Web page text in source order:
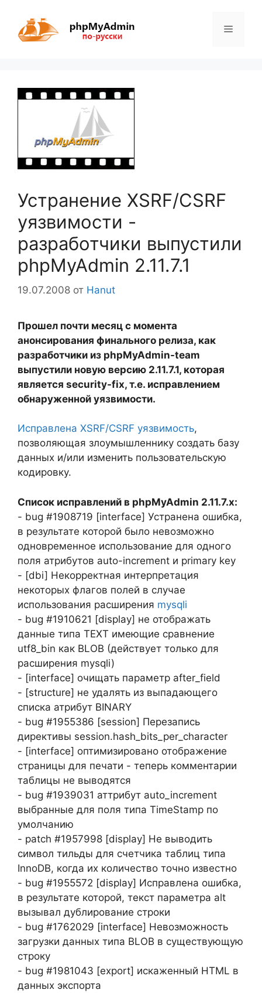
содержимому
Меню
Устранение XSRF/CSRF
уязвимости -
разработчики выпустили
phpMyAdmin 2.11.7.1
19.07.2008 от Hanut
Прошел почти месяц с момента
анонсирования финального релиза, как
разработчики из phpMyAdmin-team
выпустили новую версию 2.11.7.1, которая
является security-fix, т.е. исправлением
обнаруженной уязвимости.
Исправлена XSRF/CSRF уязвимость,
позволяющая злоумышленнику создать базу
данных и/или изменить пользовательскую
кодировку.
Список исправлений в phpMyAdmin 2.11.7.x:
- bug #1908719 [interface] Устранена ошибка,
в результате которой было невозможно
одновременное использование для одного
поля атрибутов auto-increment и primary key
- [dbi] Некорректная интерпретация
некоторых флагов полей в случае
использования расширения mysqli
- bug #1910621 [display] не отображать
данные типа TEXT имеющие сравнение
utf8_bin как BLOB (действует только для
расширения mysqli)
- [interface] очищать параметр after_field
- [structure] не удалять из выпадающего
списка атрибут BINARY
- bug #1955386 [session] Перезапись
директивы session.hash_bits_per_character
- [interface] оптимизировано отображение
страницы для печати - теперь комментарии
таблицы не выводятся
- bug #1939031 аттрибут auto_increment
выбранные для поля типа TimeStamp по
умолчанию
- patch #1957998 [display] Не выводить
символ тильды для счетчика таблиц типа
InnoDB, когда их количество точно известно
- bug #1955572 [display] Исправлена ошибка,
в результате которой, текст параметра alt
вызывал дублирование строки
- bug #1762029 [interface] Невозможность
загрузки данных типа BLOB в существующую
строку
- bug #1981043 [export] искаженный HTML в
данных экспорта